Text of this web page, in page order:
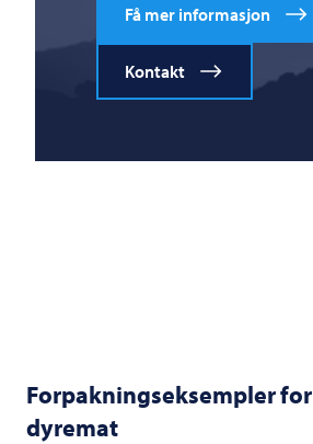
Få mer informasjon
Kontakt
Forpakningseksempler for
dyremat